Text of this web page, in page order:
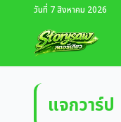
วันที่ 7 สิงหาคม 2026
แจกวาร์ป